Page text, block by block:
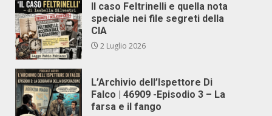
Il caso Feltrinelli e quella nota
speciale nei file segreti della
CIA
2 Luglio 2026
L’Archivio dell’Ispettore Di
Falco | 46909 -Episodio 3 – La
farsa e il fango